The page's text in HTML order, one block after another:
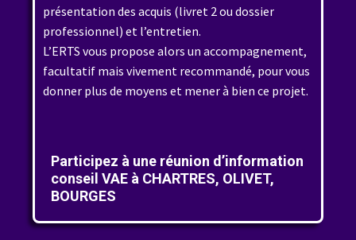
présentation des acquis (livret 2 ou dossier
professionnel) et l’entretien.
L’ERTS vous propose alors un accompagnement,
facultatif mais vivement recommandé, pour vous
donner plus de moyens et mener à bien ce projet.
Participez à une réunion d’information
conseil VAE à CHARTRES, OLIVET,
BOURGES